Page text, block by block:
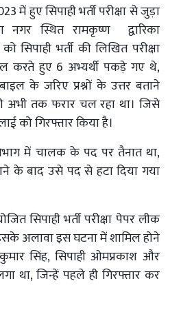
में हुए सिपाही भर्ती परीक्षा से जुड़ा
स्थित रामकृष्ण द्वारिका
सिपाही भर्ती की लिखित परीक्षा
करते हुए 6 अभ्यर्थी पकड़े गए थे,
के जरिए प्रश्नों के उत्तर बताने
अभी तक फरार चल रहा था। जिसे
को गिरफ्तार किया है।
में चालक के पद पर तैनात था,
के बाद उसे पद से हटा दिया गया
सिपाही भर्ती परीक्षा पेपर लीक
अलावा इस घटना में शामिल होने
सिंह, सिपाही ओमप्रकाश और
था, जिन्हें पहले ही गिरफ्तार कर